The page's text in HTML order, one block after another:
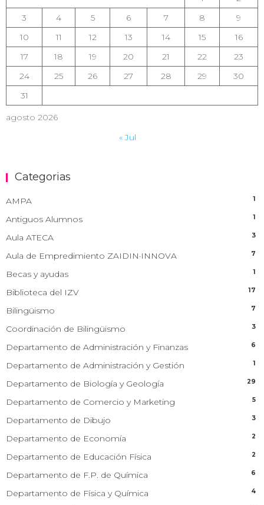
agosto 2026
3
4 5 6 7 8
9
10
11 12 13 14 15
16
17
18 19 20 21 22
23
24
25 26 27 28 29
30
31
« Jul
Categorias
AMPA 1
Antiguos Alumnos 1
Aula ATECA 3
Aula de Empredimiento ZAIDIN·INNOVA 7
Becas y ayudas 1
Biblioteca del IZV 17
Bilingüismo 7
Coordinación de Bilingüismo 3
Departamento de Administración y Finanzas 6
Departamento de Administración y Gestión 1
Departamento de Biología y Geología 29
Departamento de Comercio y Marketing 5
Departamento de Dibujo 3
Departamento de Economía 2
Departamento de Educación Física 2
Departamento de F.P. de Química 6
Departamento de Física y Química 4